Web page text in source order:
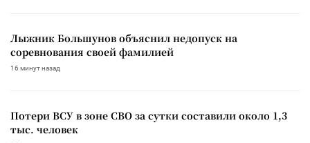
Лыжник Большунов объяснил недопуск на
соревнования своей фамилией
16 минут назад
Потери ВСУ в зоне СВО за сутки составили около 1,3
тыс. человек